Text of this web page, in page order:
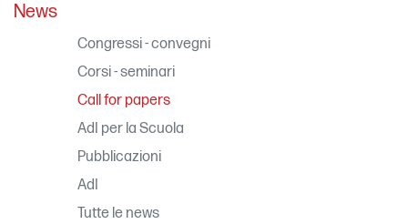
News
Congressi - convegni
Corsi - seminari
Call for papers
AdI per la Scuola
Pubblicazioni
AdI
Tutte le news